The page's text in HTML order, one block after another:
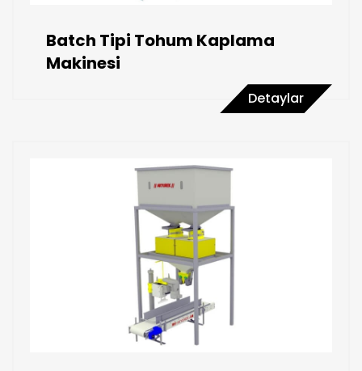
Batch Tipi Tohum Kaplama
Makinesi
Detaylar